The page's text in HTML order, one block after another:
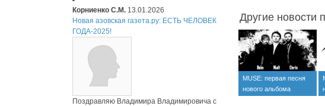
Другие новости
MUSE: первая песня
нового альбома
Корниенко С.М. 13.01.2026
Новая азовская газета.ру: ЕСТЬ ЧЕЛОВЕК
ГОДА-2025!
Поздравляю Владимира Владимировича с